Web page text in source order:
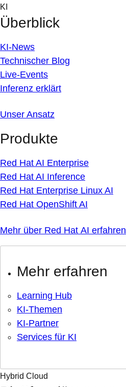
Skip
to
content
KI
Überblick
KI-News
Technischer Blog
Live-Events
Inferenz erklärt
Unser Ansatz
Produkte
Red Hat AI Enterprise
Red Hat AI Inference
Red Hat Enterprise Linux AI
Red Hat OpenShift AI
Mehr über Red Hat AI erfahren
Mehr erfahren
Learning Hub
KI-Themen
KI-Partner
Services für KI
Hybrid Cloud